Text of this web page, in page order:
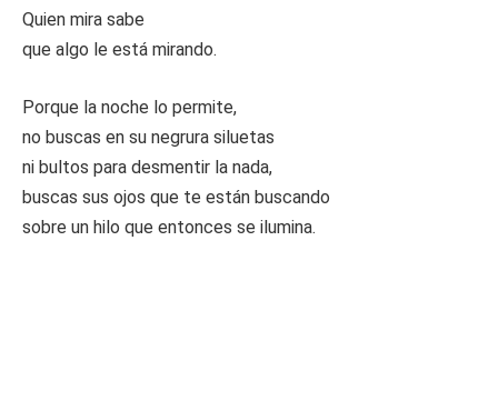
Quien mira sabe
que algo le está mirando.
Porque la noche lo permite,
no buscas en su negrura siluetas
ni bultos para desmentir la nada,
buscas sus ojos que te están buscando
sobre un hilo que entonces se ilumina.